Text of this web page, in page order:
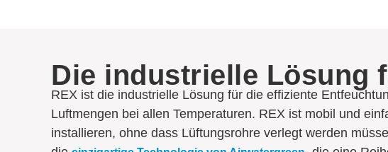
Die industrielle Lösung
REX ist die industrielle Lösung für die effiziente
Luftmengen bei allen Temperaturen. REX ist mobil und
installieren, ohne dass Lüftungsrohre verlegt werden